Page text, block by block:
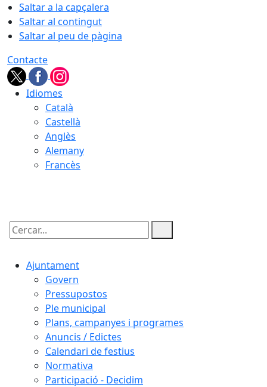
Saltar a la capçalera
Saltar al contingut
Saltar al peu de pàgina
Contacte
Idiomes
Català
Castellà
Anglès
Alemany
Francès
Cercar:
Ajuntament
Govern
Pressupostos
Ple municipal
Plans, campanyes i programes
Anuncis / Edictes
Calendari de festius
Normativa
Participació - Decidim